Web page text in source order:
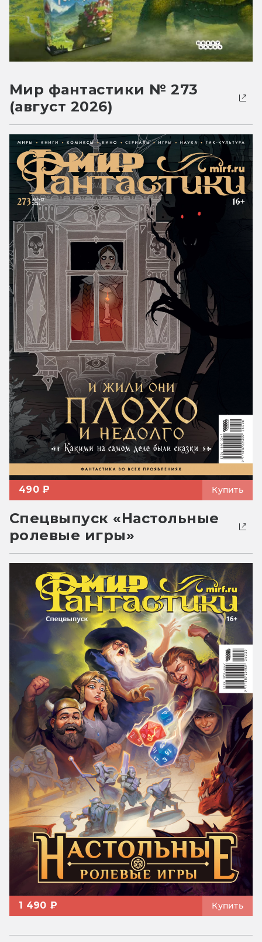
Мир фантастики № 273
(август 2026)
490 ₽ Купить
Спецвыпуск «Настольные
ролевые игры»
1 490 ₽ Купить